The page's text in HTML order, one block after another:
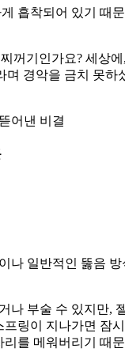
흡착되어 있기 때
꺼기인가요? 세상에
며 경악을 금치 못하
어낸 비결
나 일반적인 뚫음 방
나 부술 수 있지만,
링이 지나가면 잠시
를 메워버리기 때